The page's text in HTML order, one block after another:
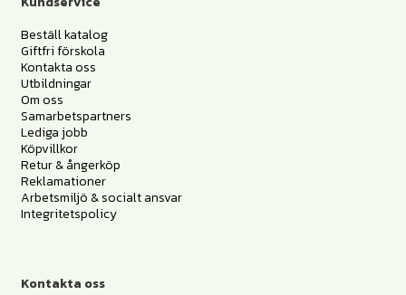
Beställ katalog
Giftfri förskola
Kontakta oss
Utbildningar
Om oss
Samarbetspartners
Lediga jobb
Köpvillkor
Retur & ångerköp
Reklamationer
Arbetsmiljö & socialt ansvar
Integritetspolicy
Kontakta oss